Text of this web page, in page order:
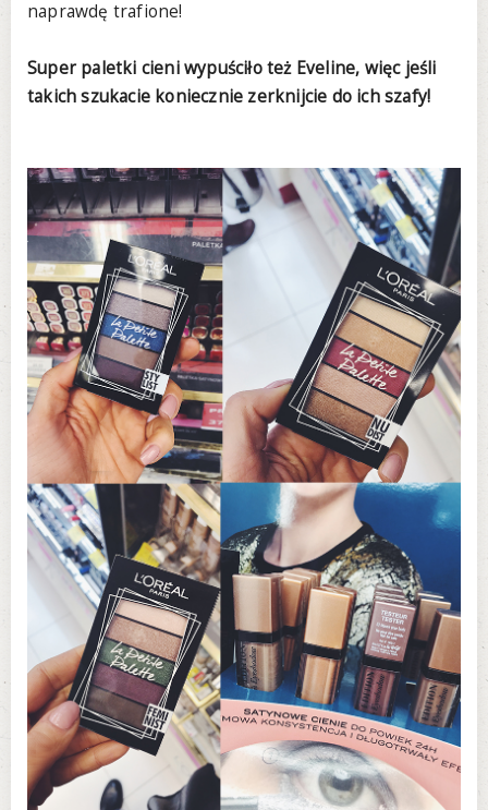
naprawdę trafione!
Super paletki cieni wypuściło też Eveline, więc jeśli
takich szukacie koniecznie zerknijcie do ich szafy!